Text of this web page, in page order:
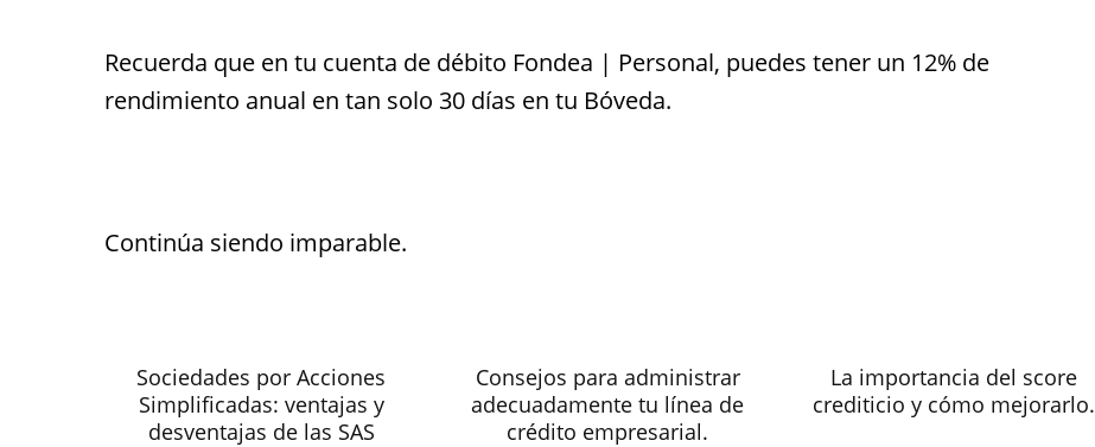
Recuerda que en tu cuenta de débito Fondea | Personal, puedes tener un 12% de
rendimiento anual en tan solo 30 días en tu Bóveda.
Continúa siendo imparable.
Sociedades por Acciones
Simplificadas: ventajas y
desventajas de las SAS
Consejos para administrar
adecuadamente tu línea de
crédito empresarial.
La importancia del score
crediticio y cómo mejorarlo.